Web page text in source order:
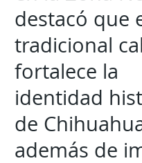
destacó que
tradicional
fortalece la
identidad
de
además de